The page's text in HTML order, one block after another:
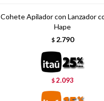
Cohete Apilador con Lanzador
Hape
$ 2.790
$2.093